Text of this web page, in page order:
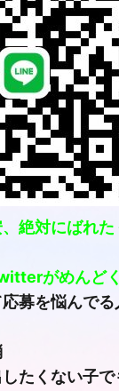
、絶対にばれ
がめんど
募を悩んで
たくない子